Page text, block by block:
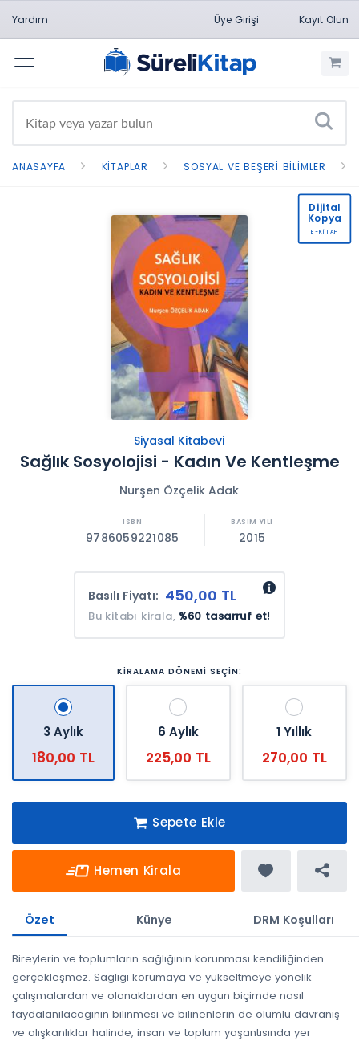
Yardım Üye Girişi Kayıt Olun
Menü
ANASAYFA KITAPLAR SOSYAL VE BEŞERI BILIMLER
Siyasal Kitabevi
Sağlık Sosyolojisi - Kadın Ve Kentleşme
Nurşen Özçelik Adak
9786059221085 2015
Basılı Fiyatı: 450,00 TL
Bu kitabı kirala, %60 tasarruf et!
KİRALAMA DÖNEMİ SEÇİN:
3 Aylık
180,00 TL
6 Aylık
225,00 TL
1 Yıllık
270,00 TL
Sepete Ekle
Hemen Kirala
Özet Künye DRM Koşulları
Bireylerin ve toplumların sağlığının korunması kendiliğinden
gerçekleşmez. Sağlığı korumaya ve yükseltmeye yönelik
çalışmalardan ve olanaklardan en uygun biçimde nasıl
faydalanılacağının bilinmesi ve bilinenlerin de olumlu davranış
ve alışkanlıklar halinde, insan ve toplum yaşantısında yer
Dijital
Kopya
E-KİTAP